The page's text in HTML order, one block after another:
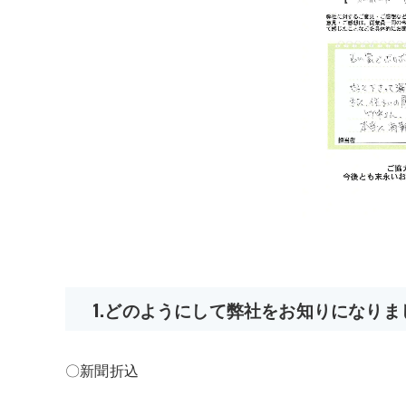
1.どのようにして弊社をお知りになり
〇新聞折込